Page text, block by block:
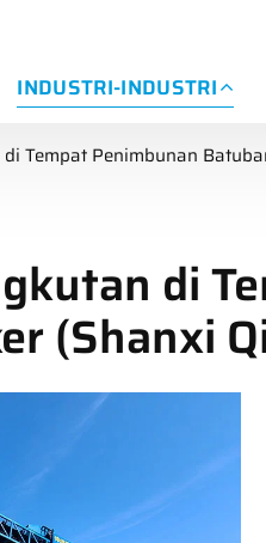
INDUSTRI-INDUSTRI
Tempat Penimbunan
di
(Shanxi